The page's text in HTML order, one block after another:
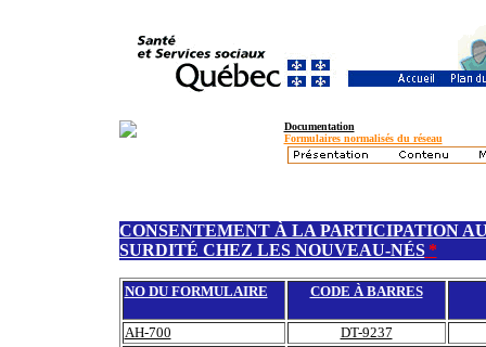
Documentation
Formulaires normalisés du réseau
CONSENTEMENT À LA PARTICIPATION
SURDITÉ CHEZ LES NOUVEAU-NÉS *
NO DU FORMULAIRE CODE À BARRES
AH-700
DT-9237